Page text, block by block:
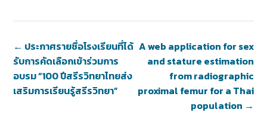
A web application for sex
and stature estimation
from radiographic
proximal femur for a Thai
population →
← ประกาศรายชื่อโรงเรียนที่ได้
รับการคัดเลือกเข้าร่วมการ
อบรม “100 ปีสรีรวิทยาไทยส่ง
เสริมการเรียนรู้สรีรวิทยา”